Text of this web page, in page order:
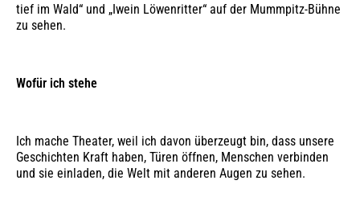
tief im Wald“ und „Iwein Löwenritter“ auf der Mummpitz-Bühne
zu sehen.
Wofür ich stehe
Ich mache Theater, weil ich davon überzeugt bin, dass unsere
Geschichten Kraft haben, Türen öffnen, Menschen verbinden
und sie einladen, die Welt mit anderen Augen zu sehen.